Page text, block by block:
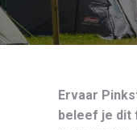
Ervaar
beleef je dit